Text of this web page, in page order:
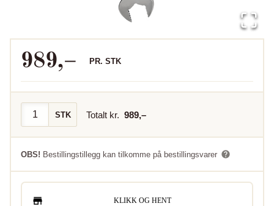
989,– PR. STK
STK Totalt kr. 989,–
OBS! Bestillingstillegg kan tilkomme på bestillingsvarer
KLIKK OG HENT